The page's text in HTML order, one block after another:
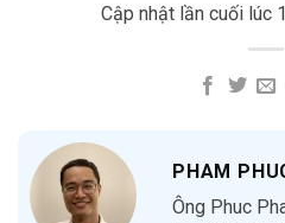
Cập nhật lần cuối lúc
PHAM
Ông Phuc